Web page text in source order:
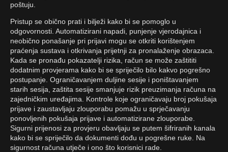
poštuju.
Pristup se obično prati i bilježi kako bi se pomoglo u
odgovornosti. Automatizirani napadi, punjenje vjerodajnica i
neobično ponašanje pri prijavi mogu se otkriti korištenjem
praćenja sustava i otkrivanja prijetnji za pronalaženje obrazaca.
Kada se pronađu pokazatelji rizika, račun se može zaštititi
dodatnim provjerama kako bi se spriječilo bilo kakvo pogrešno
postupanje. Ograničavanjem duljine sesije i poništavanjem
starih sesija, zaštita sesije smanjuje rizik preuzimanja računa na
zajedničkim uređajima. Kontrole koje ograničavaju broj pokušaja
prijave i zaustavljaju zlouporabu pomažu u sprječavanju
ponovljenih pokušaja prijave i automatizirane zlouporabe.
Sigurni prijenosi za provjeru obavljaju se putem šifriranih kanala
kako bi se spriječilo da dokumenti dođu u pogrešne ruke. Na
sigurnost računa utječe i ono što korisnici rade.